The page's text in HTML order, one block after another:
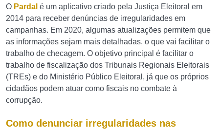
O Pardal é um aplicativo criado pela Justiça Eleitoral em
2014 para receber denúncias de irregularidades em
campanhas. Em 2020, algumas atualizações permitem que
as informações sejam mais detalhadas, o que vai facilitar o
trabalho de checagem. O objetivo principal é facilitar o
trabalho de fiscalização dos Tribunais Regionais Eleitorais
(TREs) e do Ministério Público Eleitoral, já que os próprios
cidadãos podem atuar como fiscais no combate à
corrupção.
Como denunciar irregularidades nas